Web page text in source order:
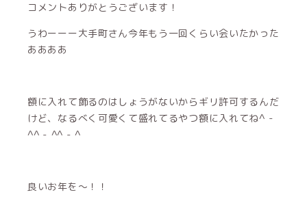
コメントありがとうございます！
うわーーー大手町さん今年もう一回くらい会いたかった
ああああ
額に入れて飾るのはしょうがないからギリ許可するんだ
けど、なるべく可愛くて盛れてるやつ額に入れてね^ -
^^ - ^^ - ^
良いお年を〜！！